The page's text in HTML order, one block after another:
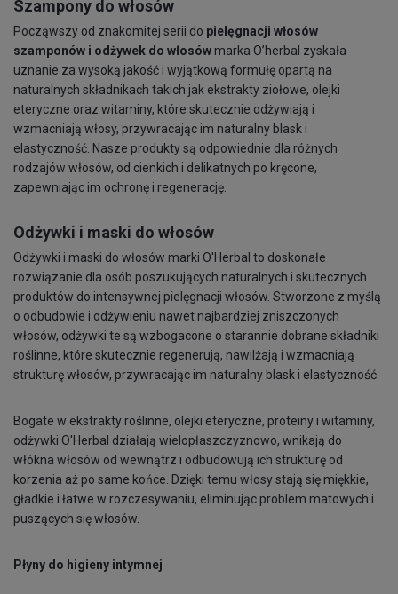
Szampony do włosów
Począwszy od znakomitej serii do pielęgnacji włosów
szamponów i odżywek do włosówmarka O’herbal zyskała
uznanie za wysoką jakość i wyjątkową formułę opartą na
naturalnych składnikach takich jak ekstrakty ziołowe, olejki
eteryczne oraz witaminy, które skutecznie odżywiają i
wzmacniają włosy, przywracając im naturalny blask i
elastyczność. Nasze produkty są odpowiednie dla różnych
rodzajów włosów, od cienkich i delikatnych po kręcone,
zapewniając im ochronę i regenerację.
Odżywki i maski do włosów
Odżywki i maski do włosów marki O'Herbal to doskonałe
rozwiązanie dla osób poszukujących naturalnych i skutecznych
produktów do intensywnej pielęgnacji włosów. Stworzone z myślą
o odbudowie i odżywieniu nawet najbardziej zniszczonych
włosów, odżywki te są wzbogacone o starannie dobrane składniki
roślinne, które skutecznie regenerują, nawilżają i wzmacniają
strukturę włosów, przywracając im naturalny blask i elastyczność.
Bogate w ekstrakty roślinne, olejki eteryczne, proteiny i witaminy,
odżywki O'Herbal działają wielopłaszczyznowo, wnikają do
włókna włosów od wewnątrz i odbudowują ich strukturę od
korzenia aż po same końce. Dzięki temu włosy stają się miękkie,
gładkie i łatwe w rozczesywaniu, eliminując problem matowych i
puszących się włosów.
Płyny do higieny intymnej